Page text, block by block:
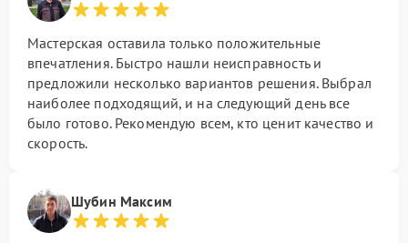
Мастерская оставила только положительные
впечатления. Быстро нашли неисправность и
предложили несколько вариантов решения. Выбрал
наиболее подходящий, и на следующий день все
было готово. Рекомендую всем, кто ценит качество и
скорость.
Шубин Максим